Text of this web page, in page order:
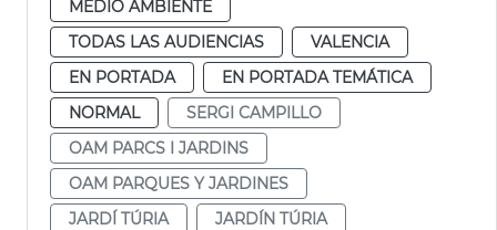
MEDIO AMBIENTE
TODAS LAS AUDIENCIAS
VALENCIA
EN PORTADA
EN PORTADA TEMÁTICA
NORMAL
SERGI CAMPILLO
OAM PARCS I JARDINS
OAM PARQUES Y JARDINES
JARDÍ TÚRIA
JARDÍN TÚRIA